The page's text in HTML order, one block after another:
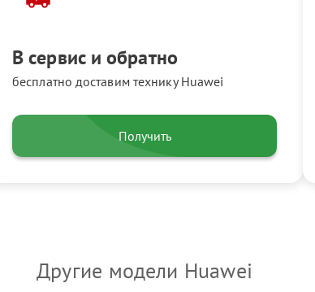
В сервис и обратно
бесплатно доставим технику Huawei
Получить
Другие модели Huawei